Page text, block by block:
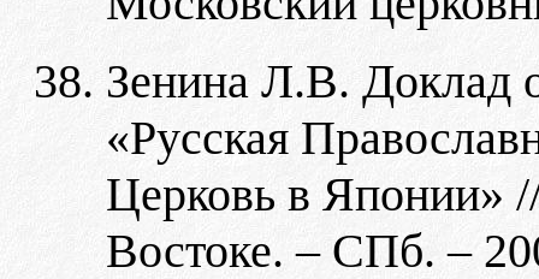
Зенина Л.В. Доклад
«Русская
Церковь в Японии»
Востоке. – СПб. –